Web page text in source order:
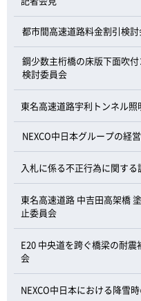
都市間高速道路料金割引検
鋼少数主桁橋の床版下面吹
検討委員会
東名高速道路宇利トンネル
NEXCO中日本グループの経
入札に係る不正行為に関す
東名高速道路 中吉田高架橋
止委員会
E20 中央道を跨ぐ橋梁の耐
会
NEXCO中日本における降雪